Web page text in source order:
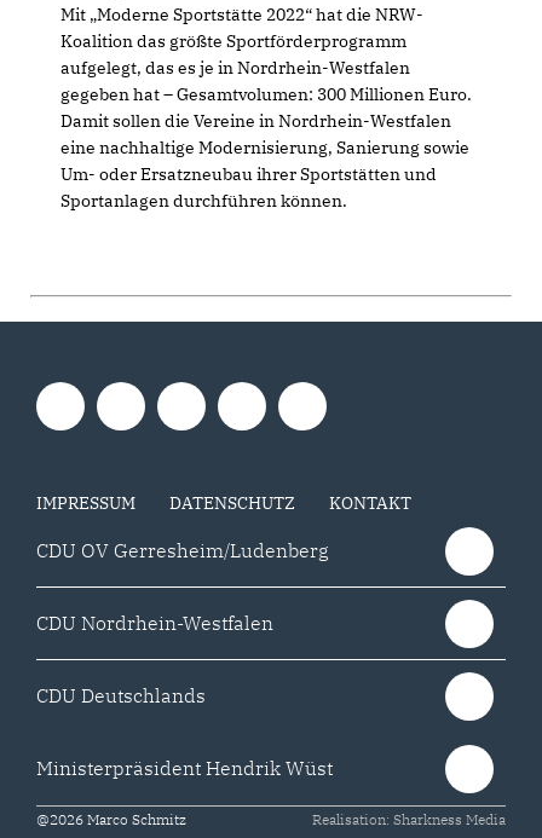
Mit „Moderne Sportstätte 2022“ hat die NRW-
Koalition das größte Sportförderprogramm
aufgelegt, das es je in Nordrhein-Westfalen
gegeben hat – Gesamtvolumen: 300 Millionen Euro.
Damit sollen die Vereine in Nordrhein-Westfalen
eine nachhaltige Modernisierung, Sanierung sowie
Um- oder Ersatzneubau ihrer Sportstätten und
Sportanlagen durchführen können.
IMPRESSUM DATENSCHUTZ KONTAKT
CDU OV Gerresheim/Ludenberg
CDU Nordrhein-Westfalen
CDU Deutschlands
Ministerpräsident Hendrik Wüst
@2026 Marco Schmitz
Realisation: Sharkness Media